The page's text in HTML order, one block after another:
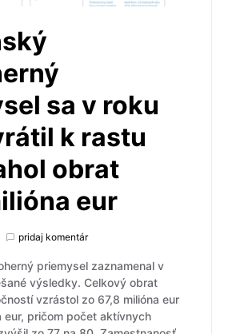
sa v roku
k rastu
obrat
eur
pridaj komentár
priemysel zaznamenal v
výsledky. Celkový obrat
vzrástol zo 67,8 milióna eur
eur, pričom počet aktívnych